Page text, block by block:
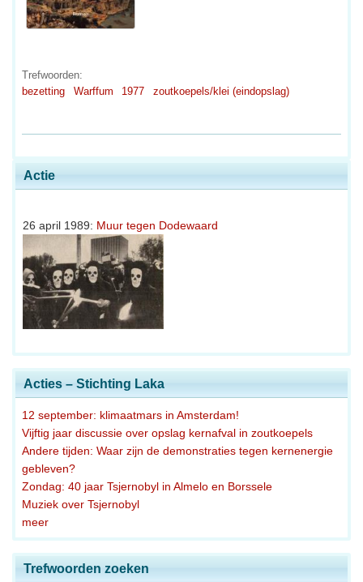
Actie
26 april 1989: Muur tegen Dodewaard
Acties – Stichting Laka
12 september: klimaatmars in Amsterdam!
Vijftig jaar discussie over opslag kernafval in zoutkoepels
Andere tijden: Waar zijn de demonstraties tegen kernenergie
gebleven?
Zondag: 40 jaar Tsjernobyl in Almelo en Borssele
Muziek over Tsjernobyl
meer
Trefwoorden:
bezetting
Warffum 1977 zoutkoepels/klei (eindopslag)
Trefwoorden zoeken